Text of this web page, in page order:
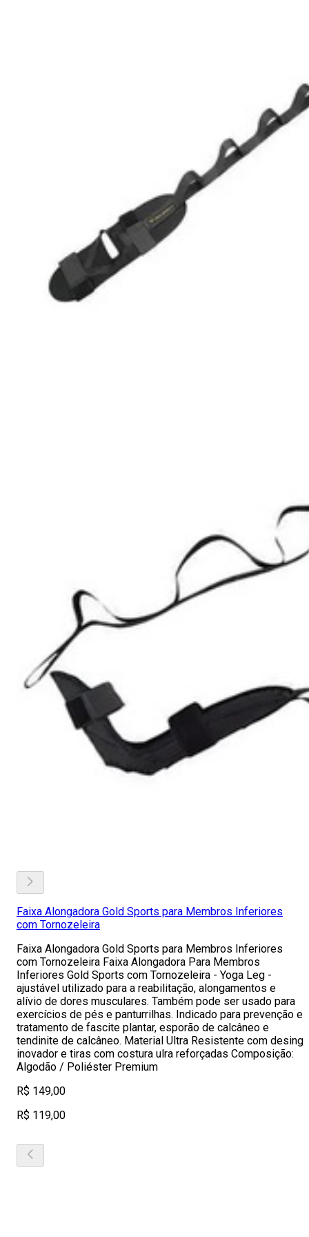
Faixa Alongadora Gold Sports para Membros Inferiores
com Tornozeleira
Faixa Alongadora Gold Sports para Membros Inferiores
com Tornozeleira Faixa Alongadora Para Membros
Inferiores Gold Sports com Tornozeleira - Yoga Leg -
ajustável utilizado para a reabilitação, alongamentos e
alívio de dores musculares. Também pode ser usado para
exercícios de pés e panturrilhas. Indicado para prevenção e
tratamento de fascite plantar, esporão de calcâneo e
tendinite de calcâneo. Material Ultra Resistente com desing
inovador e tiras com costura ulra reforçadas Composição:
Algodão / Poliéster Premium
R$ 149,00
R$ 119,00